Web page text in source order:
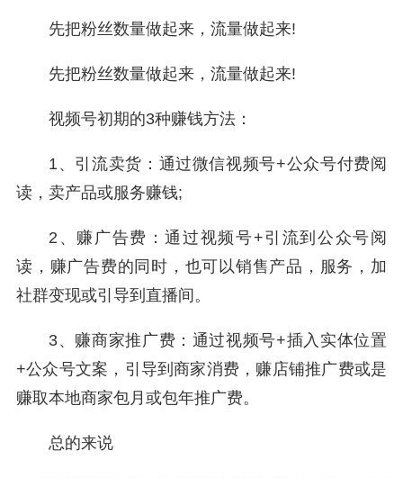
先把粉丝数量做起来，流量做起来!
先把粉丝数量做起来，流量做起来!
视频号初期的3种赚钱方法：
1、引流卖货：通过微信视频号+公众号付费阅
读，卖产品或服务赚钱;
2、赚广告费：通过视频号+引流到公众号阅
读，赚广告费的同时，也可以销售产品，服务，加
社群变现或引导到直播间。
3、赚商家推广费：通过视频号+插入实体位置
+公众号文案，引导到商家消费，赚店铺推广费或是
赚取本地商家包月或包年推广费。
总的来说